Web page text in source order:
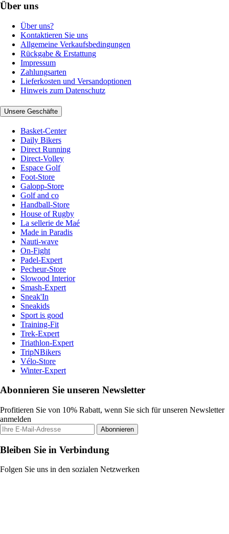
Über uns
Über uns?
Kontaktieren Sie uns
Allgemeine Verkaufsbedingungen
Rückgabe & Erstattung
Impressum
Zahlungsarten
Lieferkosten und Versandoptionen
Hinweis zum Datenschutz
Unsere Geschäfte
Basket-Center
Daily Bikers
Direct Running
Direct-Volley
Espace Golf
Foot-Store
Galopp-Store
Golf and co
Handball-Store
House of Rugby
La sellerie de Maé
Made in Paradis
Nauti-wave
On-Fight
Padel-Expert
Pecheur-Store
Slowood Interior
Smash-Expert
Sneak'In
Sneakids
Sport is good
Training-Fit
Trek-Expert
Triathlon-Expert
TripNBikers
Vélo-Store
Winter-Expert
Abonnieren Sie unseren Newsletter
Profitieren Sie von 10% Rabatt, wenn Sie sich für unseren Newsletter
anmelden
Abonnieren
Bleiben Sie in Verbindung
Folgen Sie uns in den sozialen Netzwerken